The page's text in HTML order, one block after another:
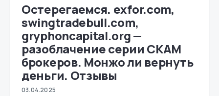
Остерегаемся. exfor.com,
swingtradebull.com,
gryphoncapital.org —
разоблачение серии СКАМ
брокеров. Монжо ли вернуть
деньги. Отзывы
03.04.2025